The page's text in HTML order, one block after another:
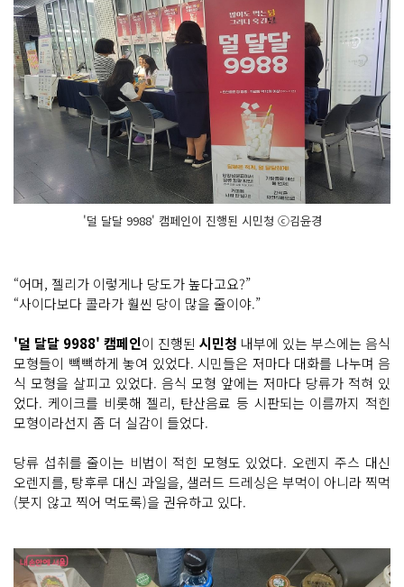
'덜 달달 9988' 캠페인이 진행된 시민청 ⓒ김윤경
“어머, 젤리가 이렇게나 당도가 높다고요?”
“사이다보다 콜라가 훨씬 당이 많을 줄이야.”
'덜 달달 9988' 캠페인이 진행된 시민청 내부에 있는 부스에는 음식
모형들이 빽빽하게 놓여 있었다. 시민들은 저마다 대화를 나누며 음
식 모형을 살피고 있었다. 음식 모형 앞에는 저마다 당류가 적혀 있
었다. 케이크를 비롯해 젤리, 탄산음료 등 시판되는 이름까지 적힌
모형이라선지 좀 더 실감이 들었다.
당류 섭취를 줄이는 비법이 적힌 모형도 있었다. 오렌지 주스 대신
오렌지를, 탕후루 대신 과일을, 샐러드 드레싱은 부먹이 아니라 찍먹
(붓지 않고 찍어 먹도록)을 권유하고 있다.